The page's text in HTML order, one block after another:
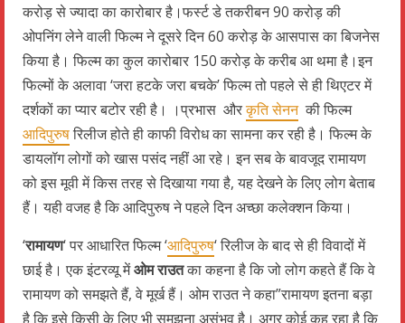
करोड़ से ज्यादा का कारोबार है।फर्स्ट डे तकरीबन 90 करोड़ की
ओपनिंग लेने वाली फिल्म ने दूसरे दिन 60 करोड़ के आसपास का बिजनेस
किया है। फिल्म का कुल कारोबार 150 करोड़ के करीब आ थमा है।इन
फिल्मों के अलावा ‘जरा हटके जरा बचके’ फिल्म तो पहले से ही थिएटर में
दर्शकों का प्यार बटोर रही है। ।प्रभास औरकृति सेननकी फिल्म
आदिपुरुषरिलीज होते ही काफी विरोध का सामना कर रही है। फिल्म के
डायलॉग लोगों को खास पसंद नहीं आ रहे। इन सब के बावजूद रामायण
को इस मूवी में किस तरह से दिखाया गया है, यह देखने के लिए लोग बेताब
हैं। यही वजह है कि आदिपुरुष ने पहले दिन अच्छा कलेक्शन किया।
‘रामायण‘ पर आधारित फिल्म ‘आदिपुरुष‘ रिलीज के बाद से ही विवादों में
छाई है। एक इंटरव्यू मेंओम राउतका कहना है कि जो लोग कहते हैं कि वे
रामायण को समझते हैं, वे मूर्ख हैं। ओम राउत ने कहा”रामायण इतना बड़ा
है कि इसे किसी के लिए भी समझना असंभव है। अगर कोई कह रहा है कि